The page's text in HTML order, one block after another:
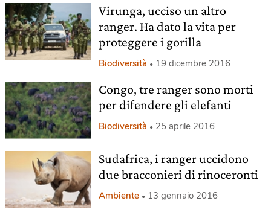
Virunga, ucciso un altro
ranger. Ha dato la vita per
proteggere i gorilla
Biodiversità 19 dicembre 2016
Congo, tre ranger sono morti
per difendere gli elefanti
Biodiversità 25 aprile 2016
Sudafrica, i ranger uccidono
due bracconieri di rinoceronti
Ambiente 13 gennaio 2016